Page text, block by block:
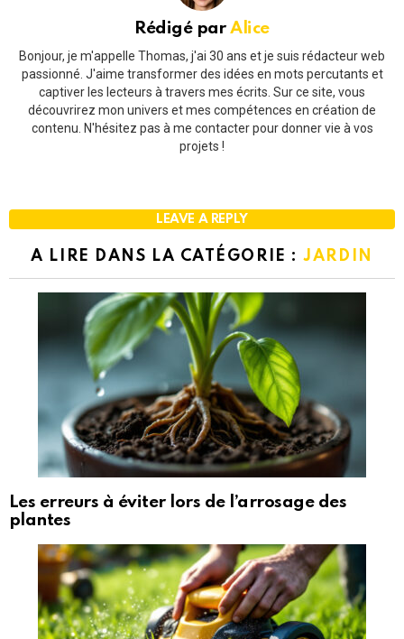
Rédigé parAlice
Bonjour, je m'appelle Thomas, j'ai 30 ans et je suis rédacteur web
passionné. J'aime transformer des idées en mots percutants et
captiver les lecteurs à travers mes écrits. Sur ce site, vous
découvrirez mon univers et mes compétences en création de
contenu. N'hésitez pas à me contacter pour donner vie à vos
projets !
LEAVE A REPLY
A LIRE DANS LA CATÉGORIE :JARDIN
Les erreurs à éviter lors de l’arrosage des
plantes